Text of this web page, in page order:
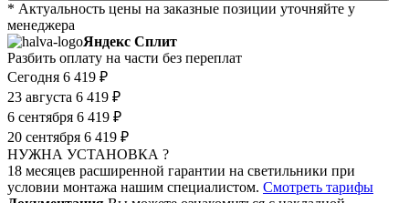
* Актуальность цены на заказные позиции уточняйте у
менеджера
Яндекс Сплит
Разбить оплату на части без переплат
Сегодня 6 419 ₽
23 августа 6 419 ₽
6 сентября 6 419 ₽
20 сентября 6 419 ₽
НУЖНА УСТАНОВКА ?
18 месяцев расширенной гарантии на светильники при
условии монтажа нашим специалистом. Смотреть тарифы